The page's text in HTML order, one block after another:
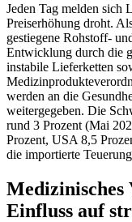
Jeden Tag melden sich
Preiserhöhung droht.
gestiegene Rohstoff-
Entwicklung durch die
instabile Lieferketten
werden an die
weitergegeben. Die
rund 3 Prozent (Mai
Prozent, USA 8,5
die importierte
Einfluss auf